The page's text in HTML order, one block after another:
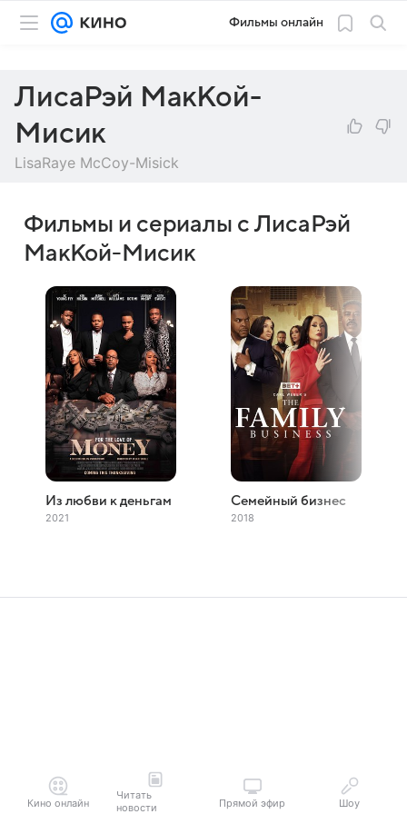
Фильмы онлайн
ЛисаРэй МакКой-
Мисик
LisaRaye McCoy-Misick
Фильмы и сериалы с ЛисаРэй
МакКой-Мисик
Из любви к деньгам
2021
Семейный бизнес
2018
Кино онлайн
Читать
новости
Прямой эфир Шоу